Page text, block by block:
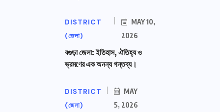
DISTRICT
(জেলা)
MAY 10,
2026
বগুড়া জেলা: ইতিহাস, ঐতিহ্য ও
ভ্রমণের এক অনন্য গন্তব্য।
DISTRICT
(জেলা)
MAY
5, 2026